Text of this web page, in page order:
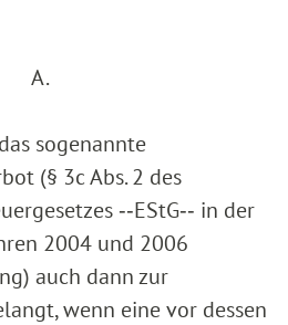
A.
sogenannte
(§ 3c Abs. 2 des
‑‑EStG‑‑ in der
2004 und 2006
auch dann zur
wenn eine vor dessen